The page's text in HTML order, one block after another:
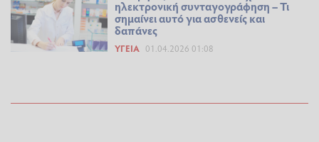
ηλεκτρονική συνταγογράφηση – Τι
σημαίνει αυτό για ασθενείς και
δαπάνες
ΥΓΕΊΑ 01.04.2026 01:08